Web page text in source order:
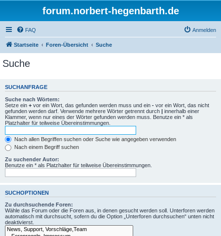
forum.norbert-hegenbarth.de
FAQ Anmelden
Startseite Foren-Übersicht Suche
Suche
SUCHANFRAGE
Suche nach Wörtern:
Setze ein + vor ein Wort, das gefunden werden muss und ein - vor ein Wort, das nicht
gefunden werden darf. Verwende mehrere Wörter getrennt durch | innerhalb einer
Klammer, wenn nur eines der Wörter gefunden werden muss. Benutze ein * als
Platzhalter für teilweise Übereinstimmungen.
Nach allen Begriffen suchen oder Suche wie angegeben verwenden
Nach einem Begriff suchen
Zu suchender Autor:
Benutze ein * als Platzhalter für teilweise Übereinstimmungen.
SUCHOPTIONEN
Zu durchsuchende Foren:
Wähle das Forum oder die Foren aus, in denen gesucht werden soll. Unterforen werden
automatisch mit durchsucht, sofern du die Option „Unterforen durchsuchen“ unten nicht
deaktivierst.